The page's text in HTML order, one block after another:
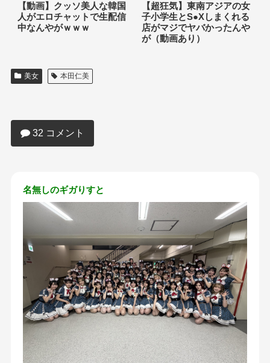
【動画】クッソ美人な韓国
人がエロチャットで生配信
中なんやがｗｗｗ
【超狂気】東南アジアの女
子小学生とS●Xしまくれる
店がマジでヤバかったんや
が（動画あり）
美女 本田仁美
ごすぎると話題に
32 コメント
名無しのギガりすと